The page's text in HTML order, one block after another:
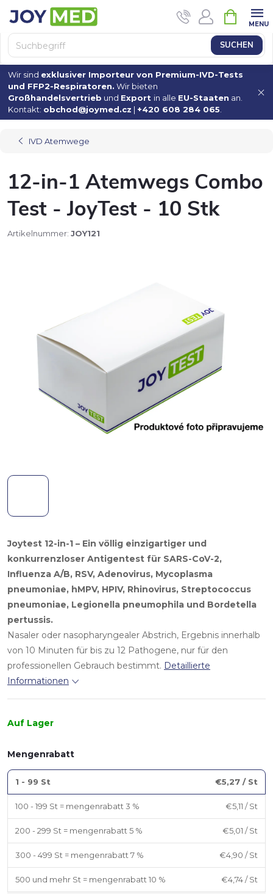
Inhalt
springen
SUCHEN
Wir sind exklusiver Importeur von Premium-IVD-Tests
und FFP2-Respiratoren. Wir bieten
Großhandelsvertrieb und Export in alle EU-Staaten an.
Kontakt: obchod@joymed.cz | +420 608 284 065
IVD Atemwege
12-in-1 Atemwegs Combo
Test - JoyTest - 10 Stk
Artikelnummer: JOY121
Joytest 12-in-1 – Ein völlig einzigartiger und
konkurrenzloser Antigentest für SARS-CoV-2,
Influenza A/B, RSV, Adenovirus, Mycoplasma
pneumoniae, hMPV, HPIV, Rhinovirus, Streptococcus
pneumoniae, Legionella pneumophila und Bordetella
pertussis.
Nasaler oder nasopharyngealer Abstrich, Ergebnis innerhalb
von 10 Minuten für bis zu 12 Pathogene, nur für den
professionellen Gebrauch bestimmt. Detaillierte
Informationen
Auf Lager
Mengenrabatt
1 - 99 St €5,27 / St
100 - 199 St = mengenrabatt 3 % €5,11 / St
200 - 299 St = mengenrabatt 5 % €5,01 / St
300 - 499 St = mengenrabatt 7 % €4,90 / St
500 und mehr St = mengenrabatt 10 % €4,74/ St